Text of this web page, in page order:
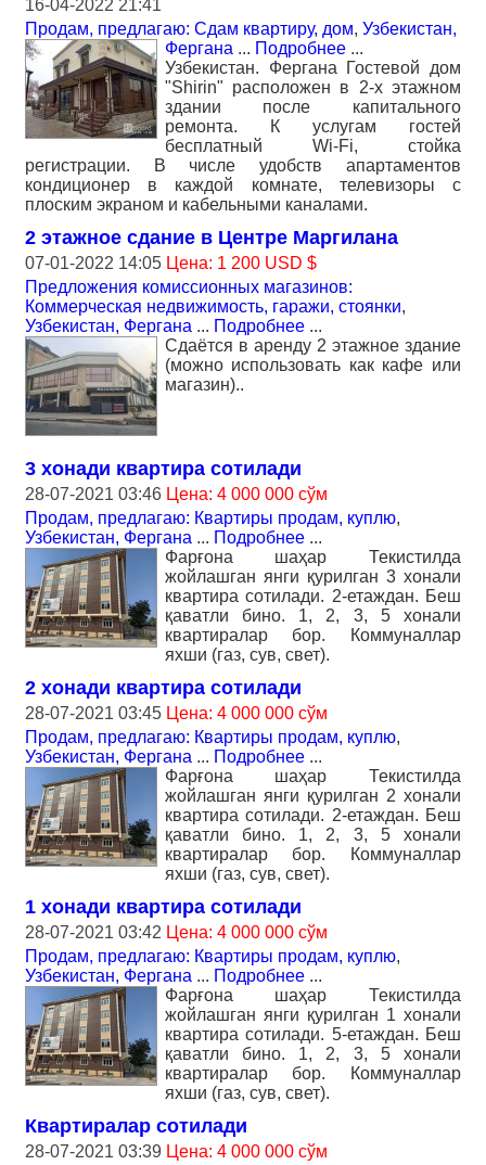
16-04-2022 21:41
Продам, предлагаю: Сдам квартиру, дом, Узбекистан,
Фергана ... Подробнее ...
Узбекистан. Фергана Гостевой дом
"Shirin" расположен в 2-х этажном
здании после капитального
ремонта. К услугам гостей
бесплатный Wi-Fi, стойка
регистрации. В числе удобств апартаментов
кондиционер в каждой комнате, телевизоры с
плоским экраном и кабельными каналами.
2 этажное сдание в Центре Маргилана
07-01-2022 14:05 Цена: 1 200 USD $
Предложения комиссионных магазинов:
Коммерческая недвижимость, гаражи, стоянки,
Узбекистан, Фергана ... Подробнее ...
Сдаётся в аренду 2 этажное здание
(можно использовать как кафе или
магазин)..
3 хонади квартира сотилади
28-07-2021 03:46 Цена: 4 000 000 сўм
Продам, предлагаю: Квартиры продам, куплю,
Узбекистан, Фергана ... Подробнее ...
Фарғона шаҳар Текистилда
жойлашган янги қурилган 3 хонали
квартира сотилади. 2-етаждан. Беш
қаватли бино. 1, 2, 3, 5 хонали
квартиралар бор. Коммуналлар
яхши (газ, сув, свет).
2 хонади квартира сотилади
28-07-2021 03:45 Цена: 4 000 000 сўм
Продам, предлагаю: Квартиры продам, куплю,
Узбекистан, Фергана ... Подробнее ...
Фарғона шаҳар Текистилда
жойлашган янги қурилган 2 хонали
квартира сотилади. 2-етаждан. Беш
қаватли бино. 1, 2, 3, 5 хонали
квартиралар бор. Коммуналлар
яхши (газ, сув, свет).
1 хонади квартира сотилади
28-07-2021 03:42 Цена: 4 000 000 сўм
Продам, предлагаю: Квартиры продам, куплю,
Узбекистан, Фергана ... Подробнее ...
Фарғона шаҳар Текистилда
жойлашган янги қурилган 1 хонали
квартира сотилади. 5-етаждан. Беш
қаватли бино. 1, 2, 3, 5 хонали
квартиралар бор. Коммуналлар
яхши (газ, сув, свет).
Квартиралар сотилади
28-07-2021 03:39 Цена: 4 000 000 сўм